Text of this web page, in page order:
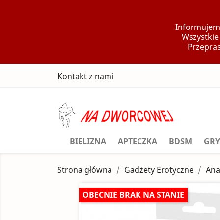
Kontakt z nami
BIELIZNA APTECZKA BDSM GRY
Strona główna Gadżety Erotyczne
OBECNIE BRAK NA STANIE